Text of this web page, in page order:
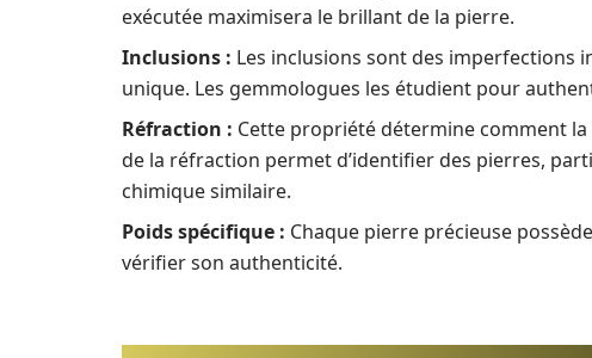
exécutée maximisera le brillant de la pierre.
Inclusions : Les inclusions sont des imperfections
unique. Les gemmologues les étudient pour
Réfraction : Cette propriété détermine comment
de la réfraction permet d’identifier des pierres,
chimique similaire.
Poids spécifique : Chaque pierre précieuse
vérifier son authenticité.